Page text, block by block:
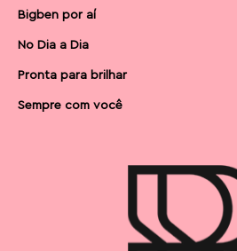
Bigben por aí
No Dia a Dia
Pronta para brilhar
Sempre com você